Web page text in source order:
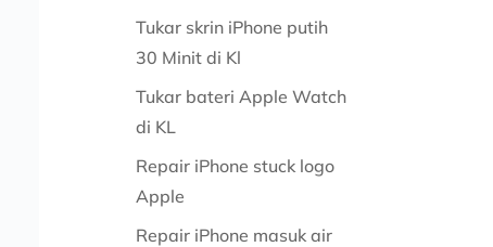
Tukar skrin iPhone putih
30 Minit di Kl
Tukar bateri Apple Watch
di KL
Repair iPhone stuck logo
Apple
Repair iPhone masuk air